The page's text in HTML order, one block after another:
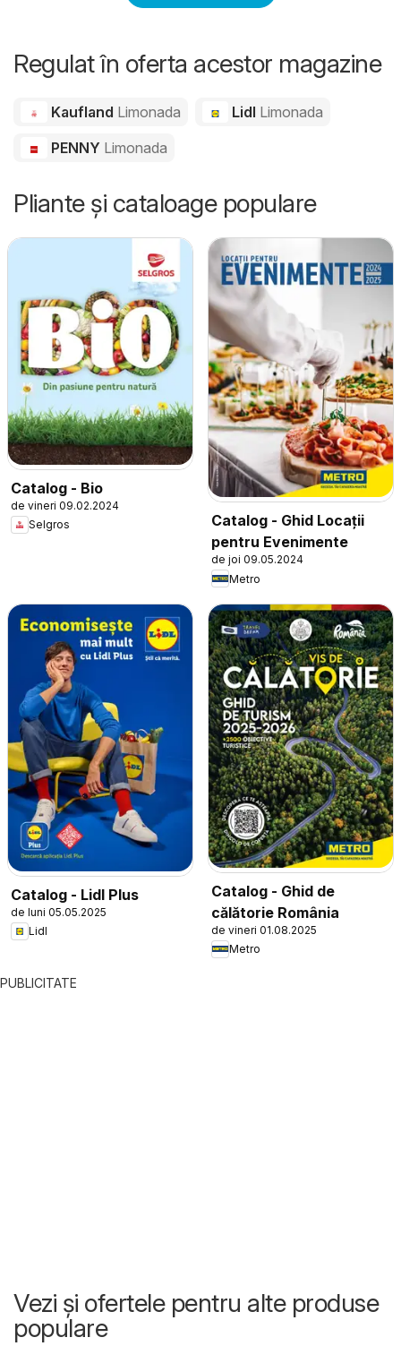
Regulat în oferta acestor magazine
Kaufland Limonada Lidl Limonada
PENNY Limonada
Pliante și cataloage populare
Catalog - Bio
de vineri 09.02.2024
Selgros
Catalog - Ghid Locații
pentru Evenimente
de joi 09.05.2024
Metro
Catalog - Lidl Plus
de luni 05.05.2025
Lidl
Catalog - Ghid de
călătorie România
de vineri 01.08.2025
Metro
PUBLICITATE
Vezi și ofertele pentru alte produse
populare